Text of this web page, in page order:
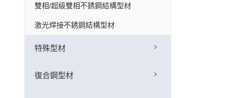
雙相/超級雙相不銹鋼結構型材
激光焊接不銹鋼結構型材
特殊型材
復合鋼型材